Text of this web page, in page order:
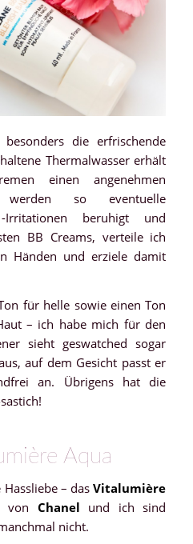
die erfrischende
Thermalwasser erhält
einen angenehmen
werden so eventuelle
Irritationen beruhigt und
BB Creams, verteile ich
Händen und erziele damit
für helle sowie einen Ton
– ich habe mich für den
sieht geswatched sogar
auf dem Gesicht passt er
an. Übrigens hat die
Aqua
– dasVitalumière
von Chanel und ich sind
nicht.